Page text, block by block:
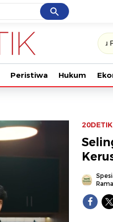
Cancel
Tonton kabar terbaru PIALA
Peristiwa Hukum
20DETIK